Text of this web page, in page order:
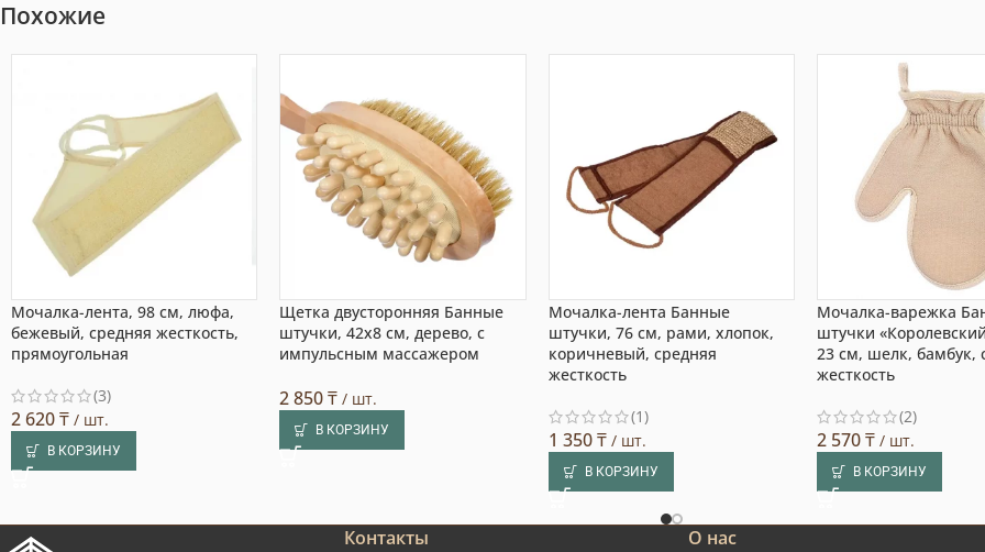
Похожие
Мочалка-лента, 98 см, люфа,
бежевый, средняя жесткость,
прямоугольная
(3)
2 620₸ / шт.
В КОРЗИНУ
Щетка двусторонняя Банные
штучки, 42х8 см, дерево, с
импульсным массажером
2 850₸ / шт.
В КОРЗИНУ
Мочалка-лента Банные
штучки, 76 см, рами, хлопок,
коричневый, средняя
жесткость
(1)
1 350₸/ шт.
В КОРЗИНУ
Мочалка-варежка
штучки
23 см, шелк, бамбук,
жесткость
(2)
2 570₸ / шт.
В КОРЗИНУ
Контакты О нас